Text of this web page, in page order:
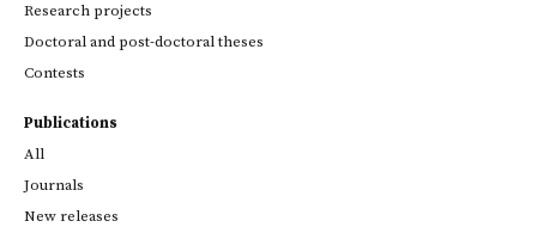
Research projects
Doctoral and post-doctoral theses
Contests
Publications
All
Journals
New releases